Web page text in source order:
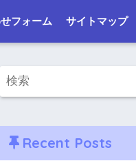
フォーム サイトマップ
Recent Posts